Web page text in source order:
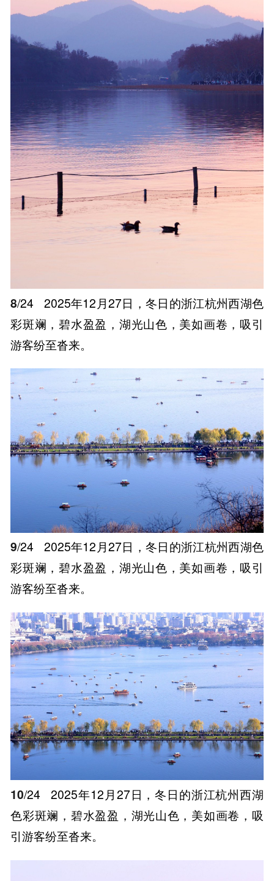
8/24
2025年12月27日，冬日的浙江杭州西湖色
彩斑斓，碧水盈盈，湖光山色，美如画卷，吸引
游客纷至沓来。
9/24
2025年12月27日，冬日的浙江杭州西湖色
彩斑斓，碧水盈盈，湖光山色，美如画卷，吸引
游客纷至沓来。
10/24
2025年12月27日，冬日的浙江杭州西湖
色彩斑斓，碧水盈盈，湖光山色，美如画卷，吸
引游客纷至沓来。